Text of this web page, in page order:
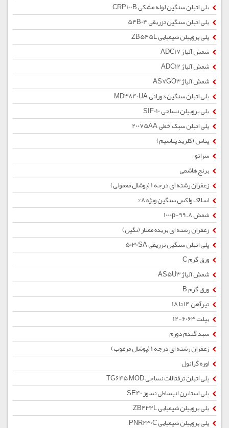
پلی اتیلن سنگین لوله مشکی CRP100B
پلی اتیلن سنگین تزریقی 54B04
پلی پروپیلن شیمیایی ZB545L
شمش آلیاژ ADC17
شمش آلیاژ ADC12
شمش آلیاژ AS7GO3
پلی اتیلن سنگین دورانی MD3840UA
پلی پروپیلن نساجی SIF010
پلی اتیلن سبک خطی 20075AA
پتاس (کلرید پتاسیم)
سراتو
برنج هاشمی
زعفران رشته ای درجه 1 (پوشال معمولی)
اسلاک واکس سنگین ویژه 8%
شمش 1000p-99.8
زعفران رشته ای بریده ممتاز (نگین)
پلی اتیلن سنگین تزریقی 5030SA
ورق گرم C
شمش آلیاژ AS5U3
ورق گرم B
تیرآهن 14 تا 18
بیلت 6063-12
سبد گندم دورم
زعفران رشته ای درجه 1 (پوشال مرغوب)
اوره گرانول
پلی اتیلن ترفتالات نساجی TG645 MOD
پلی استایرن انبساطی نسوز SE40
پلی پروپیلن شیمیایی ZB432L
پلی پروپیلن شیمیایی PNR230C